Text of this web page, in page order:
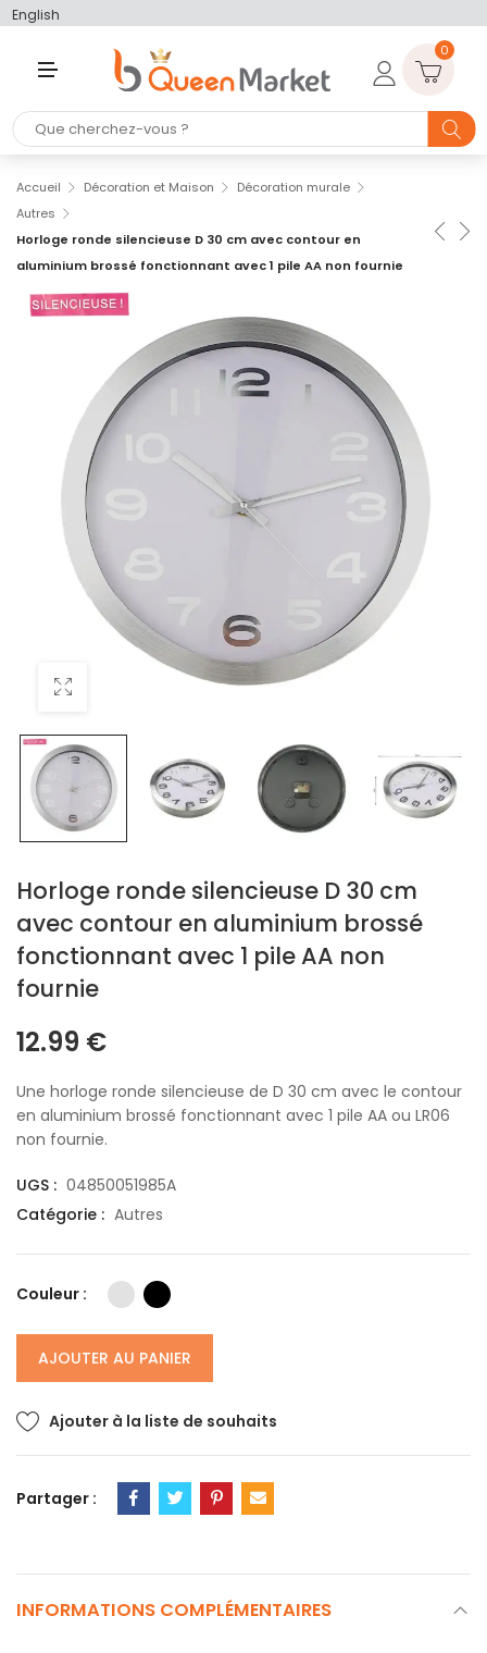
English
U
0
Accueil Décoration et Maison
Décoration murale
Autres
Horloge ronde silencieuse D 30 cm avec contour en
aluminium brossé fonctionnant avec 1 pile AA non fournie
Horloge ronde silencieuse D 30 cm
avec contour en aluminium brossé
fonctionnant avec 1 pile AA non
fournie
12.99 €
Une horloge ronde silencieuse de D 30 cm avec le contour
en aluminium brossé fonctionnant avec 1 pile AA ou LR06
non fournie.
UGS : 04850051985A
Catégorie : Autres
Couleur :
AJOUTER AU PANIER
Ajouter à la liste de souhaits
Partager :
INFORMATIONS COMPLÉMENTAIRES